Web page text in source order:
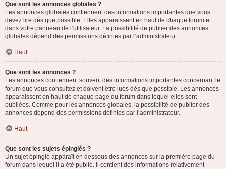
Que sont les annonces globales ?
Les annonces globales contiennent des informations importantes que vous
devez lire dès que possible. Elles apparaissent en haut de chaque forum et
dans votre panneau de l’utilisateur. La possibilité de publier des annonces
globales dépend des permissions définies par l’administrateur.
Haut
Que sont les annonces ?
Les annonces contiennent souvent des informations importantes concernant le
forum que vous consultez et doivent être lues dès que possible. Les annonces
apparaissent en haut de chaque page du forum dans lequel elles sont
publiées. Comme pour les annonces globales, la possibilité de publier des
annonces dépend des permissions définies par l’administrateur.
Haut
Que sont les sujets épinglés ?
Un sujet épinglé apparaît en dessous des annonces sur la première page du
forum dans lequel il a été publié. il contient des informations relativement